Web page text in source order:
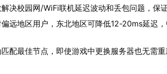
决校园网/WiFi联机延迟波动和丢包问题，保
偏远地区用户，东北地区可降低12-20ms延迟
配最佳节点，即使游戏中更换服务器也无需